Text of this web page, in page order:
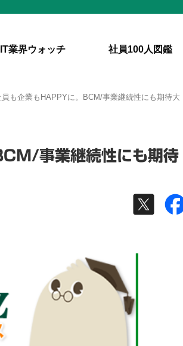
IT業界ウォッチ 社員100人図鑑
も企業もHAPPYに。BCM/事業継続性にも期待大
事業継続性にも期待